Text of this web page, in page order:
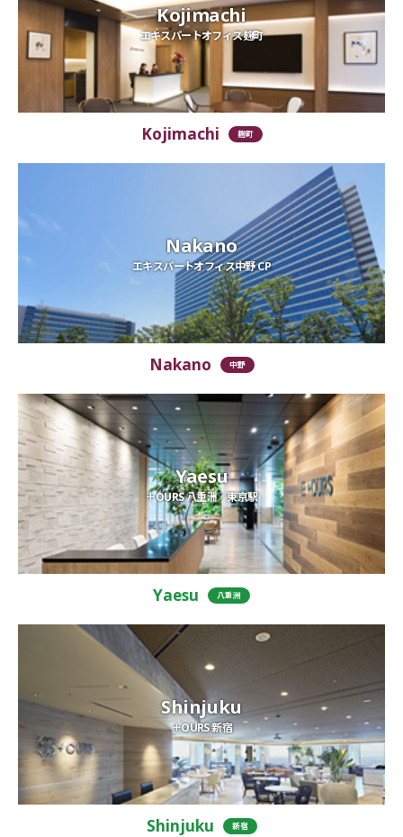
Kojimachi
エキスパートオフィス麹町
Kojimachi 麹町
Nakano
エキスパートオフィス中野 CP
Nakano 中野
Yaesu
＋OURS 八重洲／東京駅
Yaesu 八重洲
Shinjuku
＋OURS 新宿
Shinjuku 新宿